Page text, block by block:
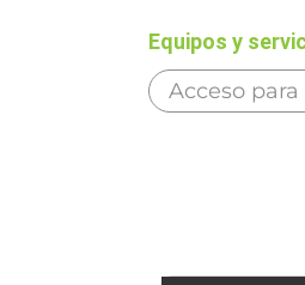
Equipos y
Acceso